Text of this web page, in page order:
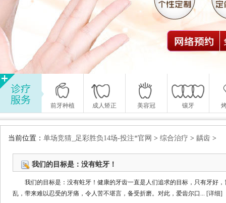
前牙种植 成人矫正 美容冠 镶牙
当前位置： 单场竞猜_足彩胜负14场-投注*官网 > 综合治疗 > 龋齿 >
我们的目标是：没有蛀牙！
我们的目标是：没有蛀牙！健康的牙齿一直是人们追求的目标，只有牙好
乱，带来难以忍受的牙痛，令人苦不堪言，备受折磨。对此，爱齿尔口... [详细]